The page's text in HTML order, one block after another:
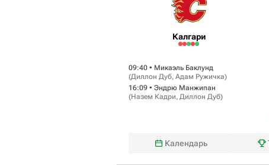
Калгари
09:40 • Микаэль Баклунд
(Диллон Дуб, Адам Ружичка)
16:09 • Эндрю Манжипан
(Назем Кадри, Диллон Дуб)
Календарь